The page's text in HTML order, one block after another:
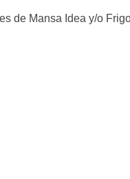
de Mansa Idea y/o